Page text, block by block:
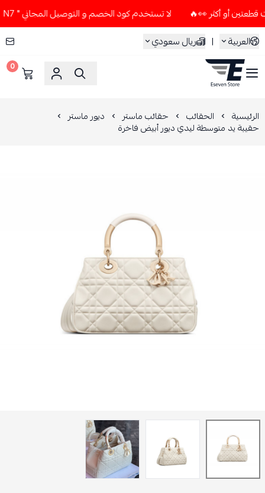
لا تستخدم كود الخصم و التوصيل المجاني " N7 " إلا إذا طلبت قطعتين أو أكثر 👀🔥
العربية
| ريال سعودي
ESEVEN STORE
0
الرئيسية الحقائب حقائب ماستر ديور ماستر
حقيبة يد متوسطة ليدي ديور أبيض فاخرة